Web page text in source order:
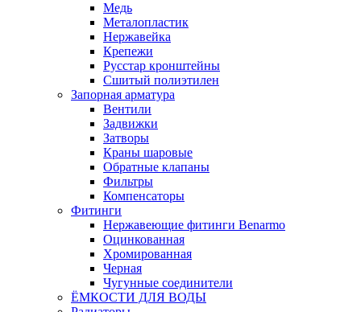
Медь
Металопластик
Нержавейка
Крепежи
Русстар кронштейны
Сшитый полиэтилен
Запорная арматура
Вентили
Задвижки
Затворы
Краны шаровые
Обратные клапаны
Фильтры
Компенсаторы
Фитинги
Нержавеющие фитинги Benarmo
Оцинкованная
Хромированная
Черная
Чугунные соединители
ЁМКОСТИ ДЛЯ ВОДЫ